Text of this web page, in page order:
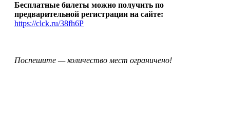
Бесплатные билеты можно получить по
предварительной регистрации на сайте:
https://clck.ru/38fh6P
Поспешите — количество мест ограничено!